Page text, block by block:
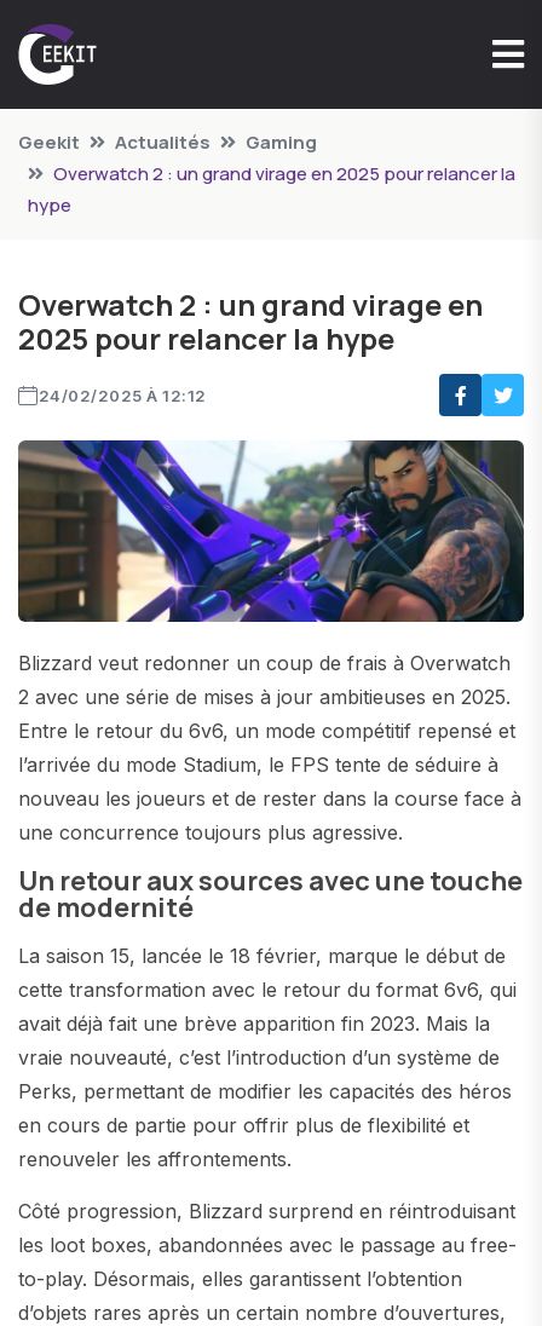
Geekit Actualités
Gaming
Overwatch 2 : un grand virage en 2025 pour relancer la
hype
Overwatch 2 : un grand virage en
2025 pour relancer la hype
24/02/2025 À 12:12
Blizzard veut redonner un coup de frais à Overwatch
2 avec une série de mises à jour ambitieuses en 2025.
Entre le retour du 6v6, un mode compétitif repensé et
l’arrivée du mode Stadium, le FPS tente de séduire à
nouveau les joueurs et de rester dans la course face à
une concurrence toujours plus agressive.
Un retour aux sources avec une touche
de modernité
La saison 15, lancée le 18 février, marque le début de
cette transformation avec le retour du format 6v6, qui
avait déjà fait une brève apparition fin 2023. Mais la
vraie nouveauté, c’est l’introduction d’un système de
Perks, permettant de modifier les capacités des héros
en cours de partie pour offrir plus de flexibilité et
renouveler les affrontements.
Côté progression, Blizzard surprend en réintroduisant
les loot boxes, abandonnées avec le passage au free-
to-play. Désormais, elles garantissent l’obtention
d’objets rares après un certain nombre d’ouvertures,